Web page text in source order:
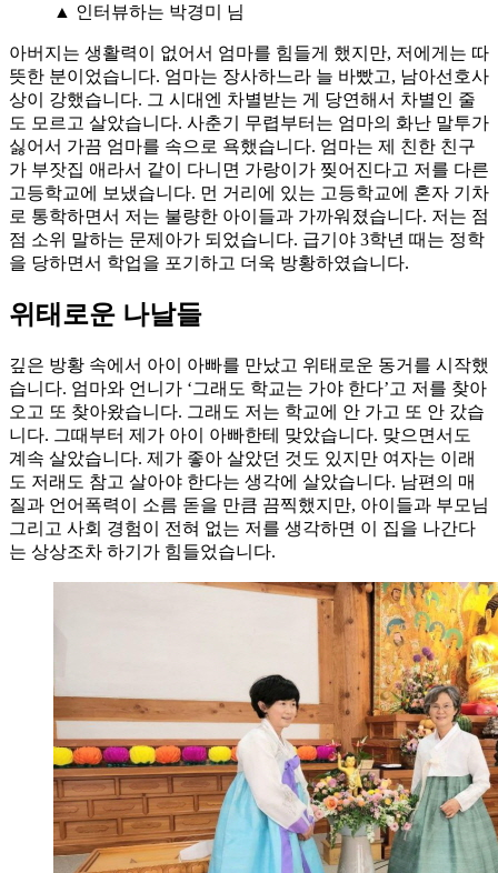
▲ 인터뷰하는 박경미 님
아버지는 생활력이 없어서 엄마를 힘들게 했지만, 저에게는 따
뜻한 분이었습니다. 엄마는 장사하느라 늘 바빴고, 남아선호사
상이 강했습니다. 그 시대엔 차별받는 게 당연해서 차별인 줄
도 모르고 살았습니다. 사춘기 무렵부터는 엄마의 화난 말투가
싫어서 가끔 엄마를 속으로 욕했습니다. 엄마는 제 친한 친구
가 부잣집 애라서 같이 다니면 가랑이가 찢어진다고 저를 다른
고등학교에 보냈습니다. 먼 거리에 있는 고등학교에 혼자 기차
로 통학하면서 저는 불량한 아이들과 가까워졌습니다. 저는 점
점 소위 말하는 문제아가 되었습니다. 급기야 3학년 때는 정학
을 당하면서 학업을 포기하고 더욱 방황하였습니다.
위태로운 나날들
깊은 방황 속에서 아이 아빠를 만났고 위태로운 동거를 시작했
습니다. 엄마와 언니가 ‘그래도 학교는 가야 한다’고 저를 찾아
오고 또 찾아왔습니다. 그래도 저는 학교에 안 가고 또 안 갔습
니다. 그때부터 제가 아이 아빠한테 맞았습니다. 맞으면서도
계속 살았습니다. 제가 좋아 살았던 것도 있지만 여자는 이래
도 저래도 참고 살아야 한다는 생각에 살았습니다. 남편의 매
질과 언어폭력이 소름 돋을 만큼 끔찍했지만, 아이들과 부모님
그리고 사회 경험이 전혀 없는 저를 생각하면 이 집을 나간다
는 상상조차 하기가 힘들었습니다.